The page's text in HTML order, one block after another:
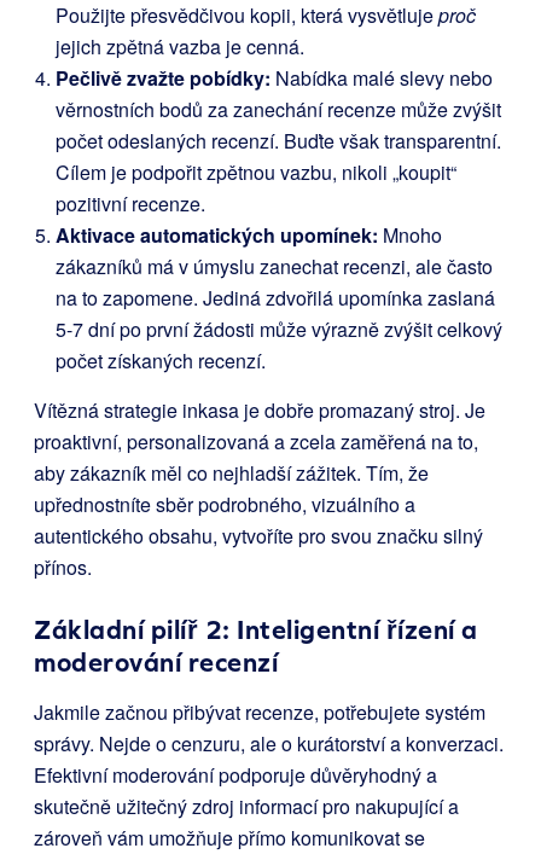
Použijte přesvědčivou kopii, která vysvětlujeproč
jejich zpětná vazba je cenná.
Pečlivě zvažte pobídky: Nabídka malé slevy nebo
věrnostních bodů za zanechání recenze může zvýšit
počet odeslaných recenzí. Buďte však transparentní.
Cílem je podpořit zpětnou vazbu, nikoli „koupit“
pozitivní recenze.
Aktivace automatických upomínek: Mnoho
zákazníků má v úmyslu zanechat recenzi, ale často
na to zapomene. Jediná zdvořilá upomínka zaslaná
5-7 dní po první žádosti může výrazně zvýšit celkový
počet získaných recenzí.
Vítězná strategie inkasa je dobře promazaný stroj. Je
proaktivní, personalizovaná a zcela zaměřená na to,
aby zákazník měl co nejhladší zážitek. Tím, že
upřednostníte sběr podrobného, vizuálního a
autentického obsahu, vytvoříte pro svou značku silný
přínos.
Základní pilíř 2: Inteligentní řízení a
moderování recenzí
Jakmile začnou přibývat recenze, potřebujete systém
správy. Nejde o cenzuru, ale o kurátorství a konverzaci.
Efektivní moderování podporuje důvěryhodný a
skutečně užitečný zdroj informací pro nakupující a
zároveň vám umožňuje přímo komunikovat se